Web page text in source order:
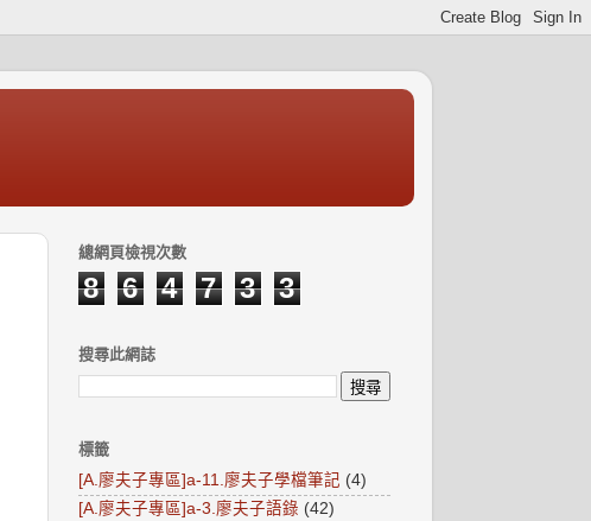
總網頁檢視次數
8 6 4 7 3 3
搜尋此網誌
標籤
[A.廖夫子專區]a-11.廖夫子學檔筆記 (4)
[A.廖夫子專區]a-3.廖夫子語錄 (42)